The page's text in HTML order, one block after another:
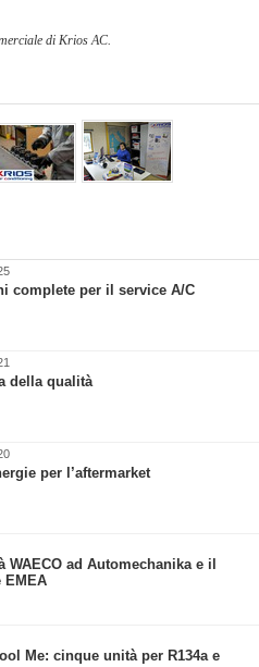
di Krios AC.
complete per il service A/C
della qualità
per l’aftermarket
WAECO ad Automechanika e il
EMEA
Me: cinque unità per R134a e